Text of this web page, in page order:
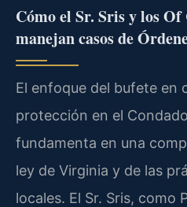
Cómo el Sr. Sris y los
manejan casos de
El enfoque del bufete en
protección en el
fundamenta en una
ley de Virginia y de las
locales. El Sr. Sris, como